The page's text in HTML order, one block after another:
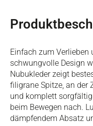
Einfach zum Verlieben
schwungvolle Design
Nubukleder zeigt
filigrane Spitze, an der
und komplett
beim Bewegen nach.
dämpfendem Absatz